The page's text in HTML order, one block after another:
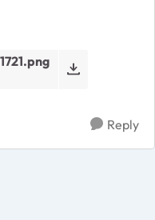
Reply